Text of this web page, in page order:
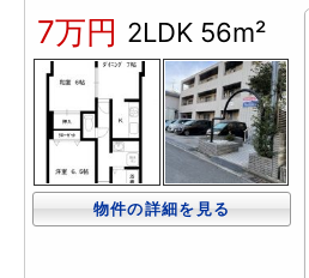
7万円 2LDK 56m²
物件の詳細を見る